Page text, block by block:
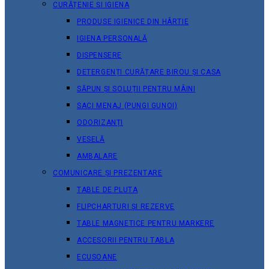
CURĂȚENIE ȘI IGIENA
PRODUSE IGIENICE DIN HÂRTIE
IGIENA PERSONALĂ
DISPENSERE
DETERGENȚI CURĂȚARE BIROU ȘI CASA
SĂPUN ȘI SOLUȚII PENTRU MÂINI
SACI MENAJ (PUNGI GUNOI)
ODORIZANȚI
VESELĂ
AMBALARE
COMUNICARE ȘI PREZENTARE
TABLE DE PLUTA
FLIPCHARTURI ȘI REZERVE
TABLE MAGNETICE PENTRU MARKERE
ACCESORII PENTRU TABLA
ECUSOANE